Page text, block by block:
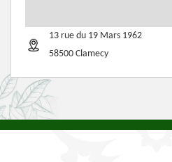
13 rue du 19 Mars 1962
58500 Clamecy